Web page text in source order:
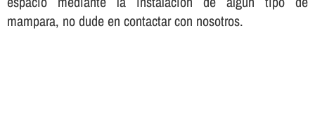
mampara, no dude en contactar con nosotros.